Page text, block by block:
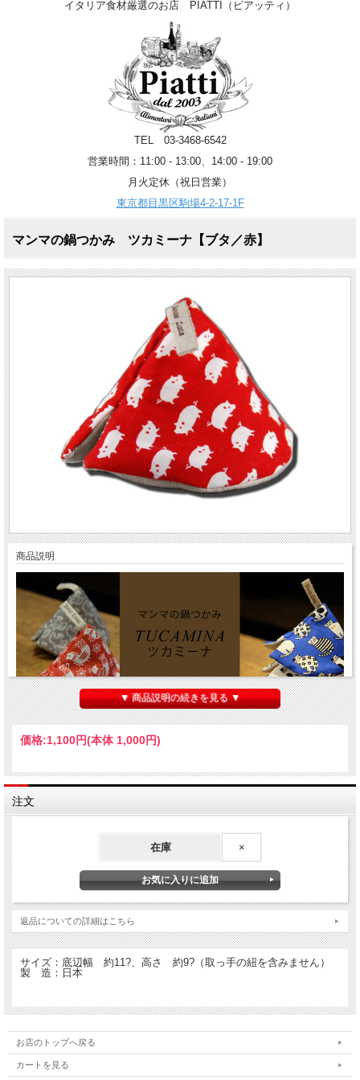
イタリア食材厳選のお店 PIATTI（ピアッティ）
TEL 03-3468-6542
営業時間：11:00 - 13:00、14:00 - 19:00
月火定休（祝日営業）
東京都目黒区駒場4-2-17-1F
マンマの鍋つかみ ツカミーナ【ブタ／赤】
商品説明
お鍋のフタや取っ手を持つ時に、分厚いミトンを使うよりもさっと手軽に使えて便
利です。
楽しい食卓のお供にどうぞご愛用下さい。
ストウブ、ル・クルーゼ、クリステルなど持ち手が熱くなるものに最適
・土鍋やパエリアパンを持つ時に
・ホーロー製のヤカンの取っ手を持ったり、フタを押さえる時に
・スプマンテを開ける時、栓が飛ばないようツカミーナを被せて栓を抜くと安心
・紐付きなので、フックにかければ可愛いインテリア
・重ねて置いておくだけでも可愛い
▼ 商品説明の続きを見る ▼
価格:1,100円(本体 1,000円)
注文
在庫 ×
返品についての詳細はこちら
サイズ：底辺幅 約11?、高さ 約9?（取っ手の紐を含みません）
製 造：日本
お店のトップへ戻る
カートを見る